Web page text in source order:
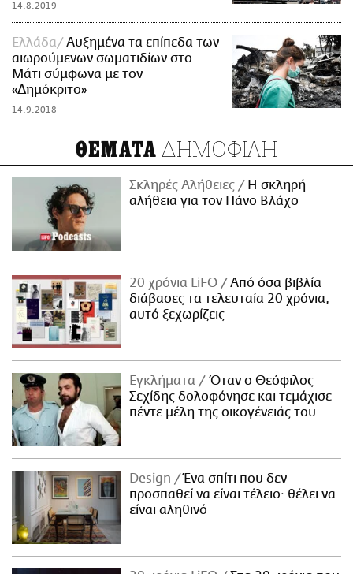
14.8.2019
Ελλάδα
Αυξημένα τα επίπεδα των
αιωρούμενων σωματιδίων στο
Μάτι σύμφωνα με τον
«Δημόκριτο»
14.9.2018
ΘΕΜΑΤΑ ΔΗΜΟΦΙΛΗ
Σκληρές Αλήθειες
H σκληρή
αλήθεια για τον Πάνο Βλάχο
20 χρόνια LiFO
Από όσα βιβλία
διάβασες τα τελευταία 20 χρόνια,
αυτό ξεχωρίζεις
Εγκλήματα
Όταν ο Θεόφιλος
Σεχίδης δολοφόνησε και τεμάχισε
πέντε μέλη της οικογένειάς του
Design
Ένα σπίτι που δεν
προσπαθεί να είναι τέλειο· θέλει να
είναι αληθινό